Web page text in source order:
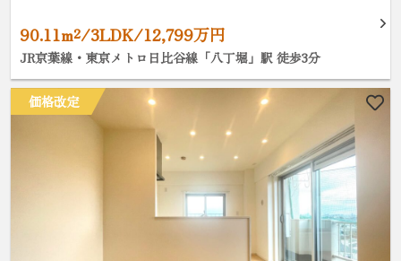
90.11m²/3LDK/12,799万円
JR京葉線・東京メトロ日比谷線「八丁堀」駅 徒歩3分
価格改定